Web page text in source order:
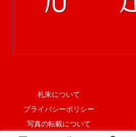
札朱について
プライバシーポリシー
写真の転載について